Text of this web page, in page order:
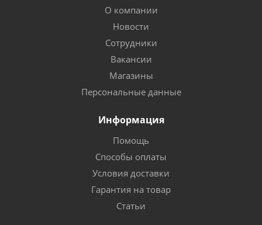
О компании
Новости
Сотрудники
Вакансии
Магазины
Персональные данные
Информация
Помощь
Способы оплаты
Условия доставки
Гарантия на товар
Статьи